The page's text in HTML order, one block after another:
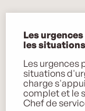
Les
les
Les urgences
situations
charge
complet et le
Chef de